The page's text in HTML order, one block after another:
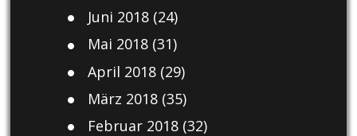
Juni 2018(24)
Mai 2018(31)
April 2018(29)
März 2018(35)
Februar 2018(32)